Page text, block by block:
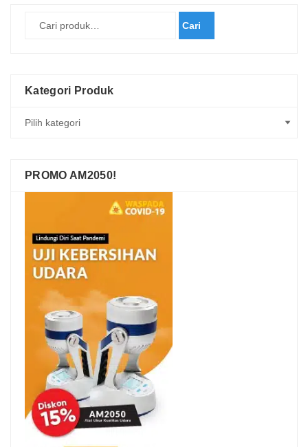
Cari
Kategori Produk
PROMO AM2050!